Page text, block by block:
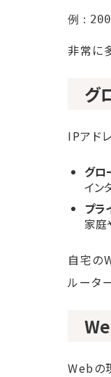
非常に
グ
IPアド
グロ
イン
プラ
家庭
自宅の
ルータ
Webの